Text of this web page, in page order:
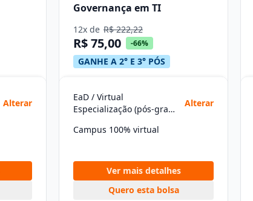
Alterar
Governança em TI
12x de R$ 222,22
R$ 75,00 -66%
GANHE A 2° E 3° PÓS
EaD / Virtual
Especialização (pós-graduação)
Alterar
Campus 100% virtual
Ver mais detalhes
Quero esta bolsa